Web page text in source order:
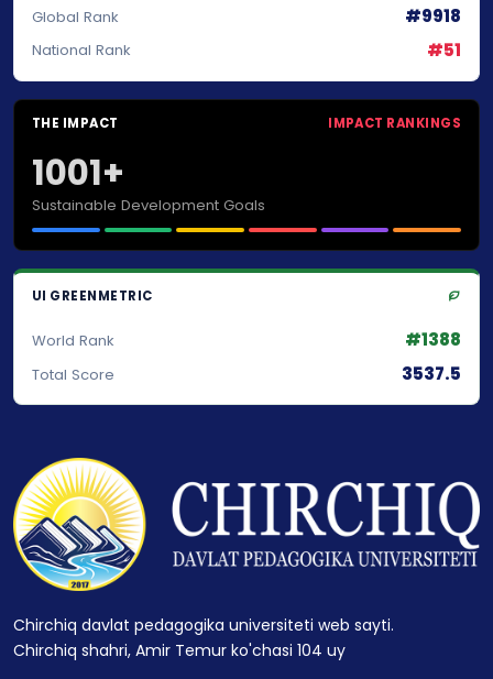
Global Rank #9918
National Rank #51
THE IMPACT IMPACT RANKINGS
1001+
Sustainable Development Goals
UI GREENMETRIC
World Rank #1388
Total Score 3537.5
Chirchiq davlat pedagogika universiteti web sayti.
Chirchiq shahri, Amir Temur ko'chasi 104 uy